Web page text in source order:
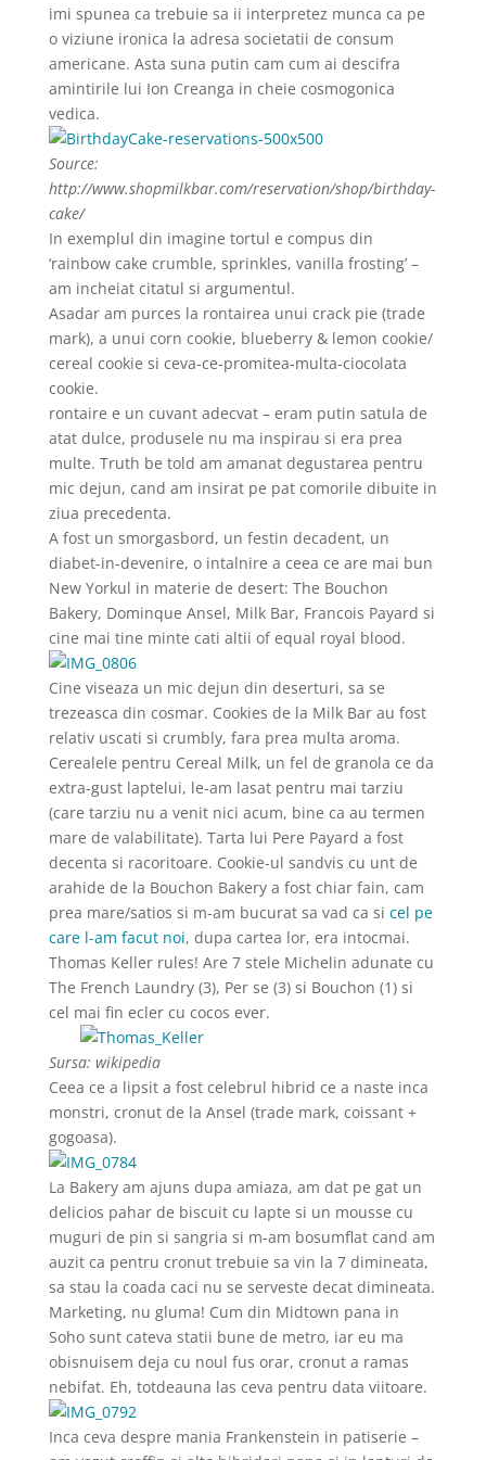
imi spunea ca trebuie sa ii interpretez munca ca pe
o viziune ironica la adresa societatii de consum
americane. Asta suna putin cam cum ai descifra
amintirile lui Ion Creanga in cheie cosmogonica
vedica.
Source:
http://www.shopmilkbar.com/reservation/shop/birthday-
cake/
In exemplul din imagine tortul e compus din
‘rainbow cake crumble, sprinkles, vanilla frosting’ –
am incheiat citatul si argumentul.
Asadar am purces la rontairea unui crack pie (trade
mark), a unui corn cookie, blueberry & lemon cookie/
cereal cookie si ceva-ce-promitea-multa-ciocolata
cookie.
rontaire e un cuvant adecvat – eram putin satula de
atat dulce, produsele nu ma inspirau si era prea
multe. Truth be told am amanat degustarea pentru
mic dejun, cand am insirat pe pat comorile dibuite in
ziua precedenta.
A fost un smorgasbord, un festin decadent, un
diabet-in-devenire, o intalnire a ceea ce are mai bun
New Yorkul in materie de desert: The Bouchon
Bakery, Dominque Ansel, Milk Bar, Francois Payard si
cine mai tine minte cati altii of equal royal blood.
Cine viseaza un mic dejun din deserturi, sa se
trezeasca din cosmar. Cookies de la Milk Bar au fost
relativ uscati si crumbly, fara prea multa aroma.
Cerealele pentru Cereal Milk, un fel de granola ce da
extra-gust laptelui, le-am lasat pentru mai tarziu
(care tarziu nu a venit nici acum, bine ca au termen
mare de valabilitate). Tarta lui Pere Payard a fost
decenta si racoritoare. Cookie-ul sandvis cu unt de
arahide de la Bouchon Bakery a fost chiar fain, cam
prea mare/satios si m-am bucurat sa vad ca si cel pe
care l-am facut noi, dupa cartea lor, era intocmai.
Thomas Keller rules! Are 7 stele Michelin adunate cu
The French Laundry (3), Per se (3) si Bouchon (1) si
cel mai fin ecler cu cocos ever.
Sursa: wikipedia
Ceea ce a lipsit a fost celebrul hibrid ce a naste inca
monstri, cronut de la Ansel (trade mark, coissant +
gogoasa).
La Bakery am ajuns dupa amiaza, am dat pe gat un
delicios pahar de biscuit cu lapte si un mousse cu
muguri de pin si sangria si m-am bosumflat cand am
auzit ca pentru cronut trebuie sa vin la 7 dimineata,
sa stau la coada caci nu se serveste decat dimineata.
Marketing, nu gluma! Cum din Midtown pana in
Soho sunt cateva statii bune de metro, iar eu ma
obisnuisem deja cu noul fus orar, cronut a ramas
nebifat. Eh, totdeauna las ceva pentru data viitoare.
Inca ceva despre mania Frankenstein in patiserie –